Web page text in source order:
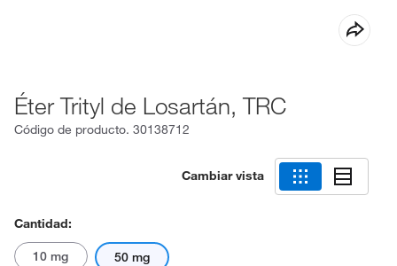
Éter Trityl de Losartán, TRC
Código de producto. 30138712
Cambiar vista
Cantidad:
10 mg 50 mg